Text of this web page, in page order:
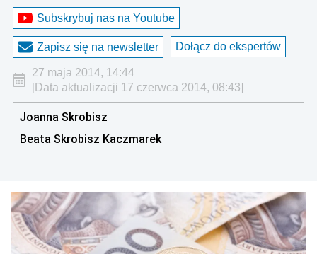
Subskrybuj nas na Youtube
Zapisz się na newsletter Dołącz do ekspertów
27 maja 2014, 14:44
[Data aktualizacji 17 czerwca 2014, 08:43]
Joanna Skrobisz
Beata Skrobisz Kaczmarek